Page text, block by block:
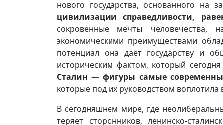
нового государства, основанного
цивилизации справедливости,
сокровенные мечты человечества,
экономическими преимуществами
потенциал она даёт государству и
историческим фактом, который
Сталин — фигуры самые
которые под их руководством
В сегодняшнем мире, где
теряет сторонников, ленинско-